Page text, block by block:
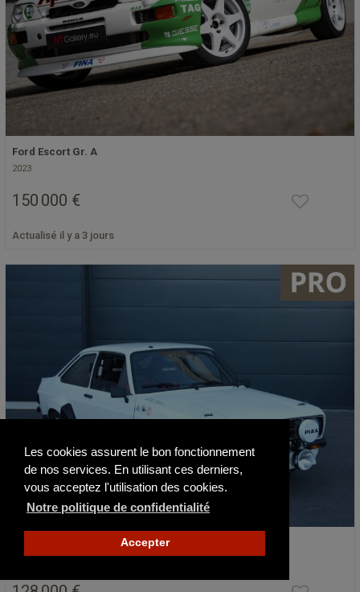
Les cookies assurent le bon fonctionnement
de nos services. En utilisant ces derniers,
vous acceptez l'utilisation des cookies.
Notre politique de confidentialité
Accepter
Ford Escort Gr. A
2023
150 000 €
Actualisé il y a 3 jours
Ford Escort RS MKII FIA
1981